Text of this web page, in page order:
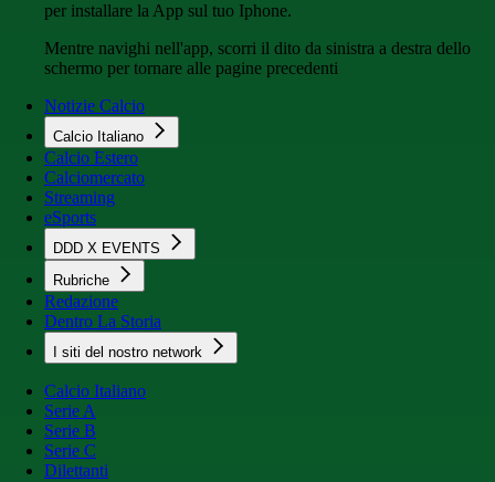
per installare la App sul tuo Iphone.
Mentre navighi nell'app, scorri il dito da sinistra a destra dello
schermo per tornare alle pagine precedenti
Notizie Calcio
Calcio Italiano
Calcio Estero
Calciomercato
Streaming
eSports
DDD X EVENTS
Rubriche
Redazione
Dentro La Storia
I siti del nostro network
Calcio Italiano
Serie A
Serie B
Serie C
Dilettanti